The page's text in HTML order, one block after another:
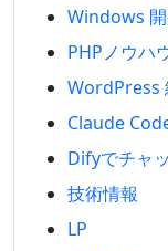
Windows
PHPノウハ
WordPress
Claude
Difyでチャ
技術情報
LP